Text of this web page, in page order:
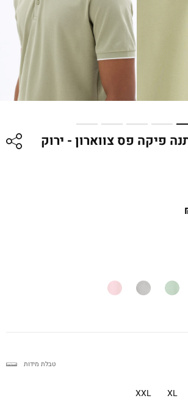
פיקה פס צווארון - ירוק
XL
XXL
טבלת מידות